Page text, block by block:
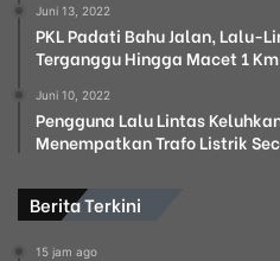
Juni 13, 2022
PKL Padati Bahu Jalan, Lalu-
Terganggu Hingga Macet 1 Km
Juni 10, 2022
Pengguna Lalu Lintas
Menempatkan Trafo Listrik
Berita Terkini
15 jam ago